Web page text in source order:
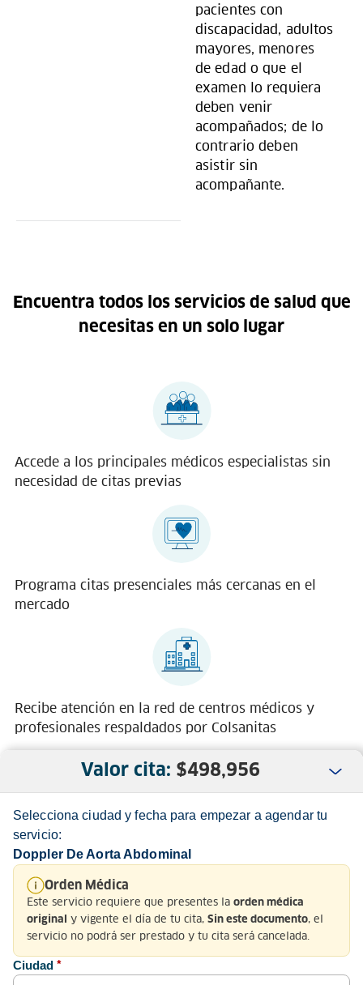
pacientes con
discapacidad, adultos
mayores, menores
de edad o que el
examen lo requiera
deben venir
acompañados; de lo
contrario deben
asistir sin
acompañante.
Valor cita: $498,956
Selecciona ciudad y fecha para empezar a agendar tu
servicio:
Doppler De Aorta Abdominal
Orden Médica
Este servicio requiere que presentes la orden médica
original
y vigente el día de tu cita, Sin este documento, el
servicio no podrá ser prestado y tu cita será cancelada.
Ciudad *
Encuentra todos los servicios de salud que
necesitas en un solo lugar
Accede a los principales médicos especialistas sin
necesidad de citas previas
Programa citas presenciales más cercanas en el
mercado
Recibe atención en la red de centros médicos y
profesionales respaldados por Colsanitas
Servicio al Cliente
Normatividad